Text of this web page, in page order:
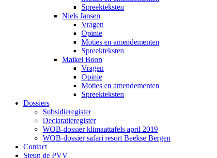
Spreekteksten
Niels Jansen
Vragen
Opinie
Moties en amendementen
Spreekteksten
Maikel Boon
Vragen
Opinie
Moties en amendementen
Spreekteksten
Dossiers
Subsidieregister
Declaratieregister
WOB-dossier klimaattafels april 2019
WOB-dossier safari resort Beekse Bergen
Contact
Steun de PVV